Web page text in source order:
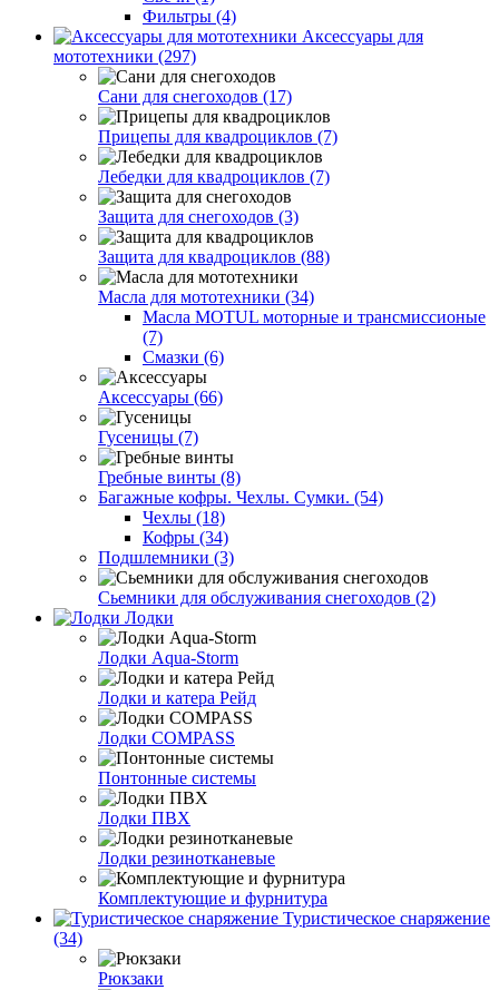
Фильтры (4)
Аксессуары для
мототехники (297)
Сани для снегоходов (17)
Прицепы для квадроциклов (7)
Лебедки для квадроциклов (7)
Защита для снегоходов (3)
Защита для квадроциклов (88)
Масла для мототехники (34)
Масла MOTUL моторные и трансмиссионые
(7)
Смазки (6)
Аксессуары (66)
Гусеницы (7)
Гребные винты (8)
Багажные кофры. Чехлы. Сумки. (54)
Чехлы (18)
Кофры (34)
Подшлемники (3)
Сьемники для обслуживания снегоходов (2)
Лодки
Лодки Aqua-Storm
Лодки и катера Рейд
Лодки COMPASS
Понтонные системы
Лодки ПВХ
Лодки резинотканевые
Комплектующие и фурнитура
Туристическое снаряжение
(34)
Рюкзаки